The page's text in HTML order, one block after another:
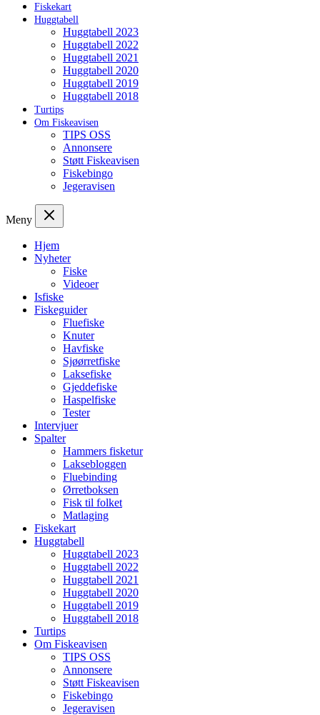
Fiskekart
Huggtabell
Huggtabell 2023
Huggtabell 2022
Huggtabell 2021
Huggtabell 2020
Huggtabell 2019
Huggtabell 2018
Turtips
Om Fiskeavisen
TIPS OSS
Annonsere
Støtt Fiskeavisen
Fiskebingo
Jegeravisen
Meny
Hjem
Nyheter
Fiske
Videoer
Isfiske
Fiskeguider
Fluefiske
Knuter
Havfiske
Sjøørretfiske
Laksefiske
Gjeddefiske
Haspelfiske
Tester
Intervjuer
Spalter
Hammers fisketur
Laksebloggen
Fluebinding
Ørretboksen
Fisk til folket
Matlaging
Fiskekart
Huggtabell
Huggtabell 2023
Huggtabell 2022
Huggtabell 2021
Huggtabell 2020
Huggtabell 2019
Huggtabell 2018
Turtips
Om Fiskeavisen
TIPS OSS
Annonsere
Støtt Fiskeavisen
Fiskebingo
Jegeravisen